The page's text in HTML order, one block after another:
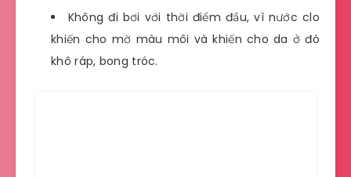
Không đi bơi với thời điểm đầu, vì nước clo
khiến cho mờ màu môi và khiến cho da ở đó
khô ráp, bong tróc.